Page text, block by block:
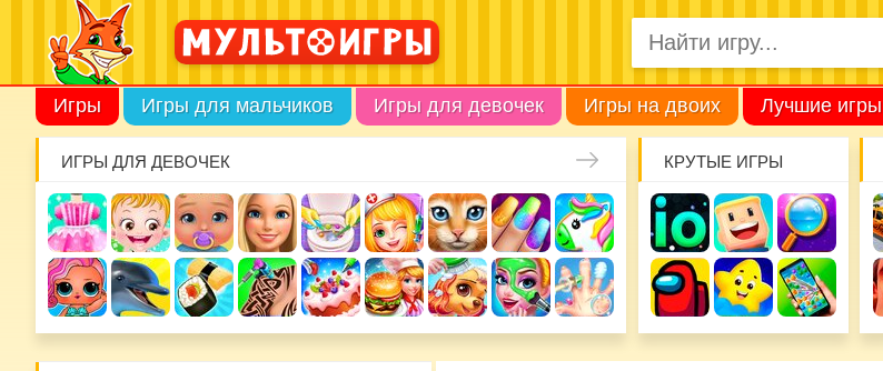
Игры Игры для мальчиков Игры для девочек Игры на двоих Лучшие игры
ИГРЫ ДЛЯ ДЕВОЧЕК КРУТЫЕ ИГРЫ